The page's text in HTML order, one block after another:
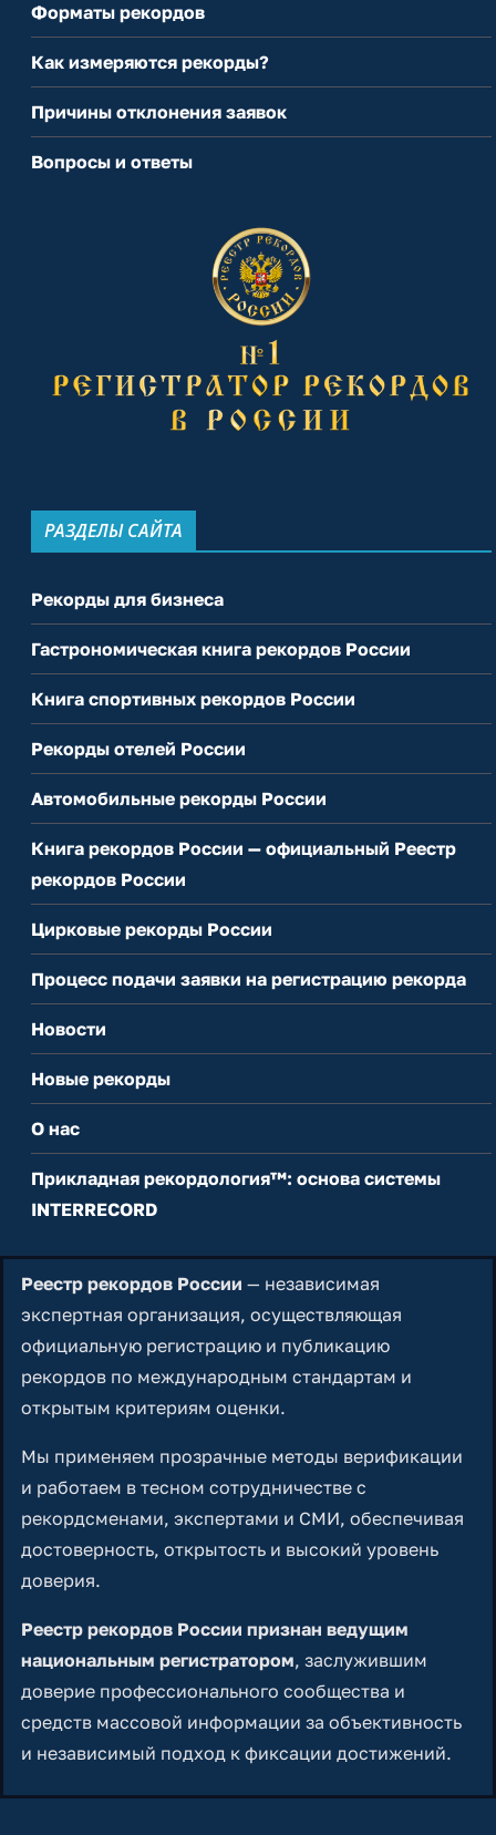
Форматы рекордов
Как измеряются рекорды?
Причины отклонения заявок
Вопросы и ответы
РАЗДЕЛЫ САЙТА
Рекорды для бизнеса
Гастрономическая книга рекордов России
Книга спортивных рекордов России
Рекорды отелей России
Автомобильные рекорды России
Книга рекордов России — официальный Реестр
рекордов России
Цирковые рекорды России
Процесс подачи заявки на регистрацию рекорда
Новости
Новые рекорды
О нас
Прикладная рекордология™: основа системы
INTERRECORD
Реестр рекордов России — независимая
экспертная организация, осуществляющая
официальную регистрацию и публикацию
рекордов по международным стандартам и
открытым критериям оценки.
Мы применяем прозрачные методы верификации
и работаем в тесном сотрудничестве с
рекордсменами, экспертами и СМИ, обеспечивая
достоверность, открытость и высокий уровень
доверия.
Реестр рекордов России признан ведущим
национальным регистратором, заслужившим
доверие профессионального сообщества и
средств массовой информации за объективность
и независимый подход к фиксации достижений.